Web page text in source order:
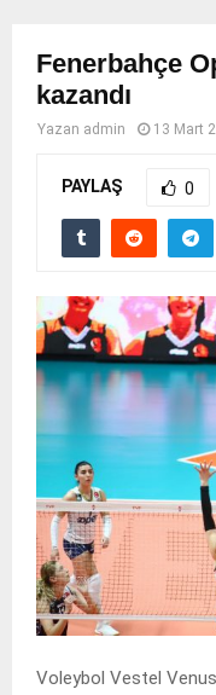
Fenerbahçe
kazandı
Yazan admin 13 Mart
PAYLAŞ 0
Voleybol Vestel